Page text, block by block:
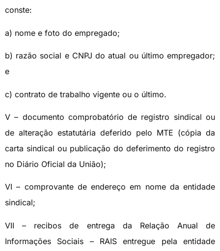
conste:
a) nome e foto do empregado;
b) razão social e CNPJ do atual ou último empregador;
e
c) contrato de trabalho vigente ou o último.
V – documento comprobatório de registro sindical ou
de alteração estatutária deferido pelo MTE (cópia da
carta sindical ou publicação do deferimento do registro
no Diário Oficial da União);
VI – comprovante de endereço em nome da entidade
sindical;
VII – recibos de entrega da Relação Anual de
Informações Sociais – RAIS entregue pela entidade